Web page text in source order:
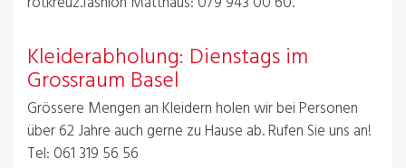
Kleiderabholung: Dienstags im
Grossraum Basel
Grössere Mengen an Kleidern holen wir bei Personen
über 62 Jahre auch gerne zu Hause ab. Rufen Sie uns an!
Tel: 061 319 56 56